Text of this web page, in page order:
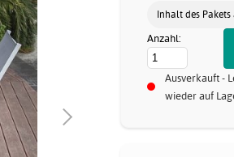
Inhalt des Pakets
Anzahl:
Ausverkauft -
wieder auf